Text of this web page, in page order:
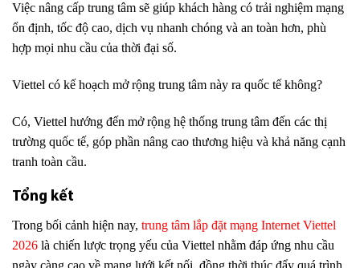
Việc nâng cấp trung tâm sẽ giúp khách hàng có trải nghiệm mạng
ổn định, tốc độ cao, dịch vụ nhanh chóng và an toàn hơn, phù
hợp mọi nhu cầu của thời đại số.
Viettel có kế hoạch mở rộng trung tâm này ra quốc tế không?
Có, Viettel hướng đến mở rộng hệ thống trung tâm đến các thị
trường quốc tế, góp phần nâng cao thương hiệu và khả năng cạnh
tranh toàn cầu.
Tổng kết
Trong bối cảnh hiện nay, trung tâm lắp đặt mạng Internet Viettel
2026 là chiến lược trọng yếu của Viettel nhằm đáp ứng nhu cầu
ngày càng cao về mạng lưới kết nối, đồng thời thúc đẩy quá trình